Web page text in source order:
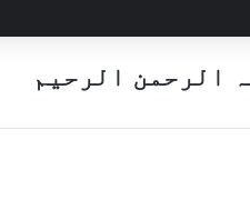
الرحمن الرحیم